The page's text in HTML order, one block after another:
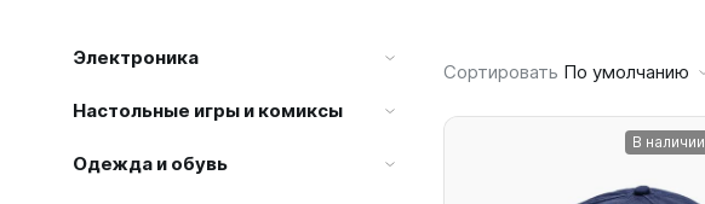
Электроника
Настольные игры и комиксы
Одежда и обувь
Сортировать По умолчанию
В наличии